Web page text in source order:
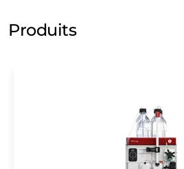
Produits